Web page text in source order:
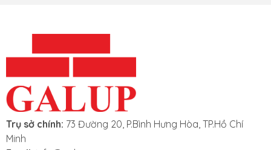
Ngăn chặn tia UV: 99%.
Chống lóa: 83%.
Khả năng cách nhiệt: 64%.
Trụ sở chính: 73 Đường 20, P.Bình Hưng Hòa, TP.Hồ Chí
Minh